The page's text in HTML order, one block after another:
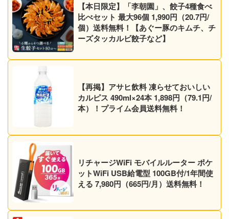
【本日限定】「李朝園」、餃子4種食べ
比べセット 最大96個 1,990円（20.7円/
個）送料無料！【あぐー豚のキムチ、チ
ーズタッカルビ餃子など】
【再掲】アサヒ飲料 凍らせておいしい
カルピス 490ml×24本 1,898円（79.1円/
本）！プライム会員送料無料！
リチャージWiFi モバイルルーター ポケ
ットWiFi USB給電型 100GB付/1年間使
える 7,980円（665円/月）送料無料！